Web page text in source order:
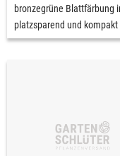
bronzegrüne Blattfärbung
platzsparend und kompakt